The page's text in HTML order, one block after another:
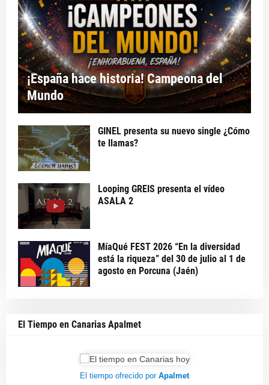
¡España hace historia! Campeona del
Mundo
GINEL presenta su nuevo single ¿Cómo
te llamas?
Looping GREIS presenta el vídeo
ASALA 2
MíaQué FEST 2026 “En la diversidad
está la riqueza” del 30 de julio al 1 de
agosto en Porcuna (Jaén)
El Tiempo en Canarias Apalmet
El tiempo ofrecido por Apalmet